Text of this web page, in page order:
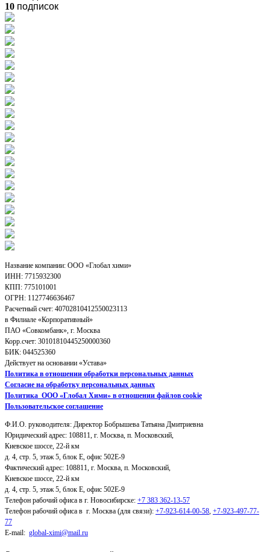
10 подписок
Название компании: ООО «Глобал хими»
ИНН: 7715932300
КПП: 775101001
ОГРН: 1127746636467
Расчетный счет: 40702810412550023113
в Филиале «Корпоративный»
ПАО «Совкомбанк», г. Москва
Корр.счет: 30101810445250000360
БИК: 044525360
Действует на основании «Устава»
Политика в отношении обработки персональных данных
Согласие на обработку персональных данных
Политика ООО «Глобал Хими» в отношении файлов cookie
Пользовательское соглашение
Ф.И.О. руководителя: Директор Бобрышева Татьяна Дмитриевна
Юридический адрес: 108811, г. Москва, п. Московский,
Киевское шоссе, 22-й км
д. 4, стр. 5, этаж 5, блок Е, офис 502Е-9
Фактический адрес: 108811, г. Москва, п. Московский,
Киевское шоссе, 22-й км
д. 4, стр. 5, этаж 5, блок Е, офис 502Е-9
Телефон рабочий офиса в г. Новосибирске: +7 383 362-13-57
Телефон рабочий офиса в г. Москва (для связи): +7-923-614-00-58, +7-923-497-77-
77
E-mail: global-ximi@mail.ru